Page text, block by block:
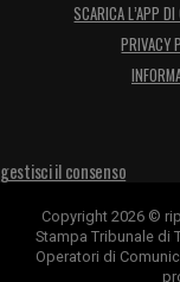
SCARICA L’APP
PRIVACY
gestisci il consenso
Copyright 2026 ©
Stampa Tribunale di
Operatori di